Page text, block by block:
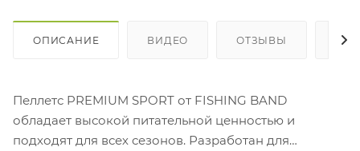
ОПИСАНИЕ ВИДЕО ОТЗЫВЫ
Пеллетс PREMIUM SPORT от FISHING BAND
обладает высокой питательной ценностью и
подходят для всех сезонов. Разработан для